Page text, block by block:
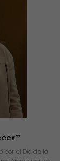
por el Día de la